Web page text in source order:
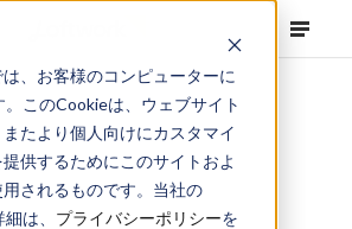
、お客様のコンピューターに
このCookieは、ウェブサイト
たより個人向けにカスタマイ
供するためにこのサイトおよ
されるものです。当社の
は、 プライバシーポリシーを